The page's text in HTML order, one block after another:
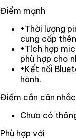
Điểm mạnh
•Thời lượng
cung cấp
•Tích hợp
phù hợp cho
•Kết nối
hành.
Điểm cần cân nhắc
Chưa có
Phù hợp với